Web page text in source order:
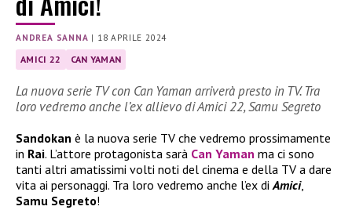
ANDREA SANNA | 18 APRILE 2024
AMICI 22 CAN YAMAN
La nuova serie TV con Can Yaman arriverà presto in TV. Tra
loro vedremo anche l’ex allievo di Amici 22, Samu Segreto
Sandokan è la nuova serie TV che vedremo prossimamente
in Rai. L’attore protagonista sarà Can Yaman ma ci sono
tanti altri amatissimi volti noti del cinema e della TV a dare
vita ai personaggi. Tra loro vedremo anche l’ex diAmici,
Samu Segreto!